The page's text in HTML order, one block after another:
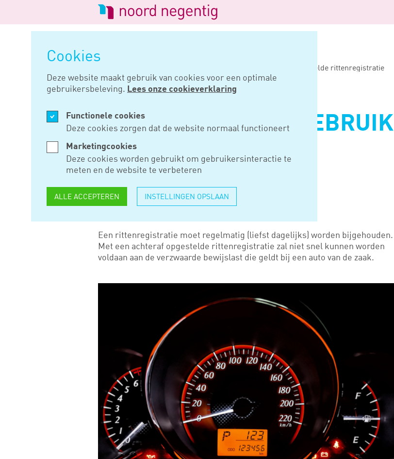
Cookies
Deze website maakt gebruik van cookies voor een optimale
gebruikersbeleving. Lees onze cookieverklaring
Functionele cookies
Deze cookies zorgen dat de website normaal functioneert
Marketingcookies
Deze cookies worden gebruikt om gebruikersinteractie te
meten en de website te verbeteren
ALLE ACCEPTEREN INSTELLINGEN OPSLAAN
Logo
van
Noord
Negentig
Bijtelling privégebruik door achteraf opgestelde rittenregistratie
JUN 14, 2023
BIJTELLING PRIVÉGEBRUIK
DOOR ACHTERAF
OPGESTELDE
RITTENREGISTRATIE
Een rittenregistratie moet regelmatig (liefst dagelijks) worden bijgehouden.
Met een achteraf opgestelde rittenregistratie zal niet snel kunnen worden
voldaan aan de verzwaarde bewijslast die geldt bij een auto van de zaak.